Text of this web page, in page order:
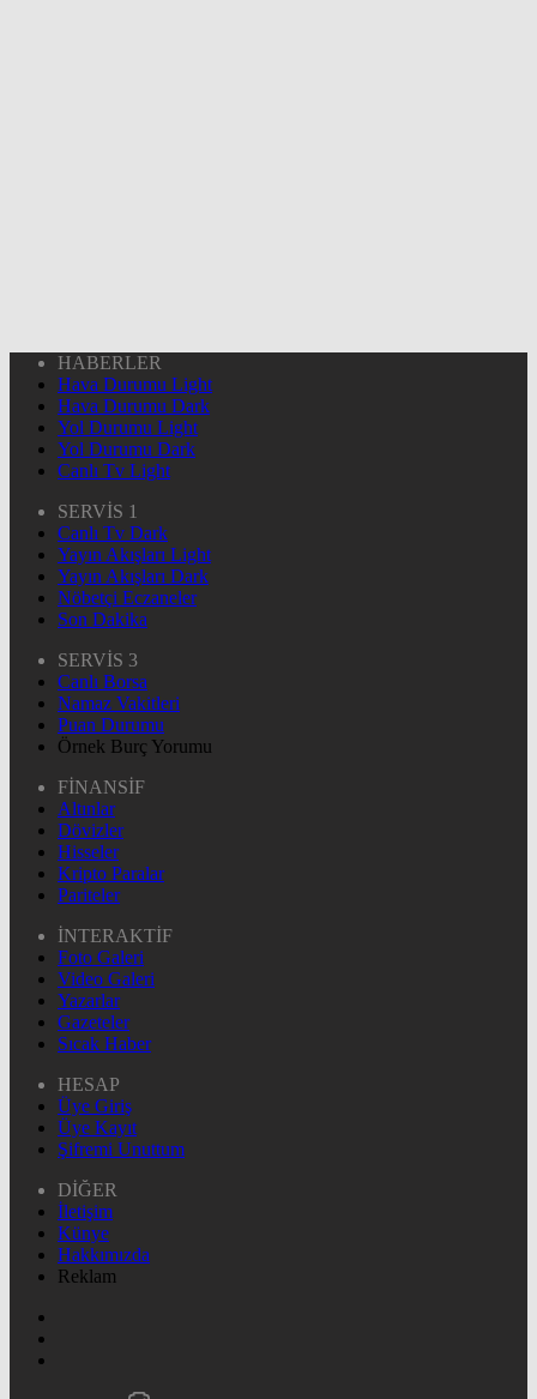
HABERLER
Hava Durumu Light
Hava Durumu Dark
Yol Durumu Light
Yol Durumu Dark
Canlı Tv Light
SERVİS 1
Canlı Tv Dark
Yayın Akışları Light
Yayın Akışları Dark
Nöbetçi Eczaneler
Son Dakika
SERVİS 3
Canlı Borsa
Namaz Vakitleri
Puan Durumu
Örnek Burç Yorumu
FİNANSİF
Altınlar
Dövizler
Hisseler
Kripto Paralar
Pariteler
İNTERAKTİF
Foto Galeri
Video Galeri
Yazarlar
Gazeteler
Sıcak Haber
HESAP
Üye Giriş
Üye Kayıt
Şifremi Unuttum
DİĞER
İletişim
Künye
Hakkımızda
Reklam